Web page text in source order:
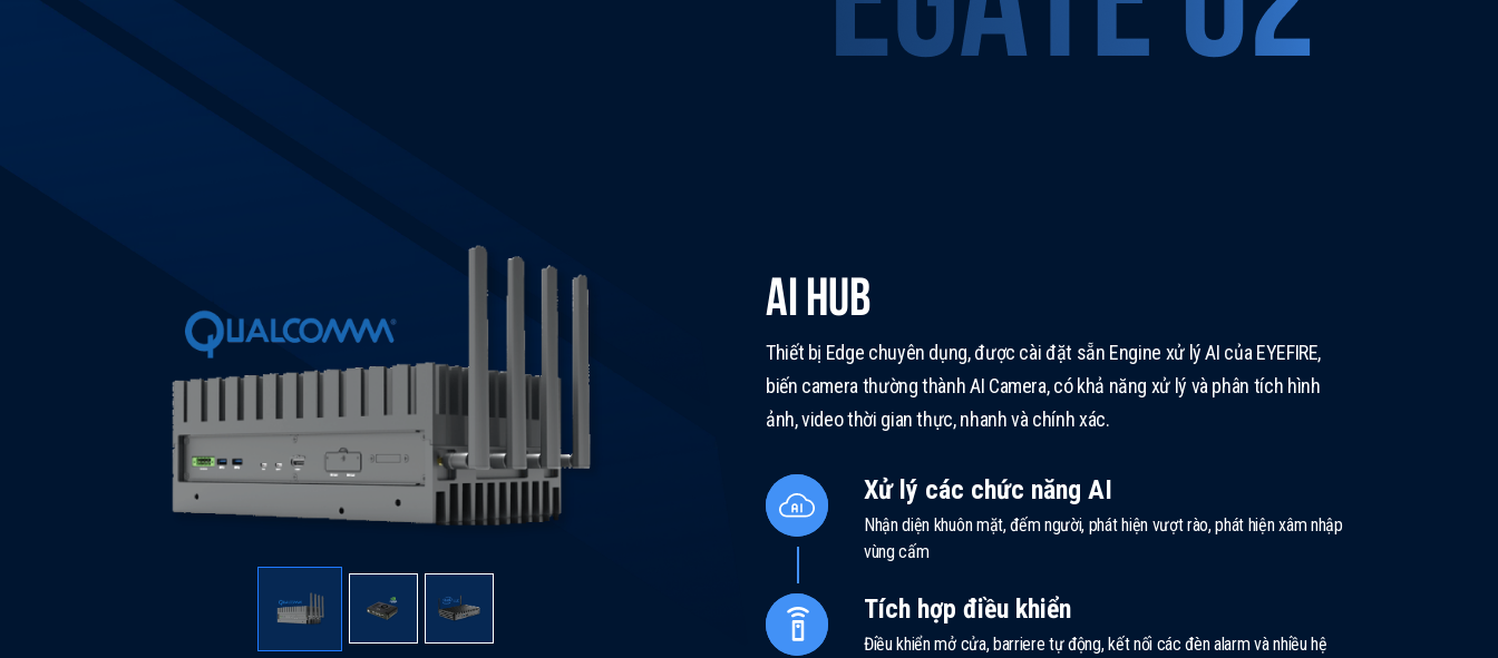
AI HUB
Thiết bị Edge chuyên dụng, được cài đặt sẵn Engine xử lý AI của EYEFIRE,
biến camera thường thành AI Camera, có khả năng xử lý và phân tích hình
ảnh, video thời gian thực, nhanh và chính xác.
Xử lý các chức năng AI
Nhận diện khuôn mặt, đếm người, phát hiện vượt rào, phát hiện xâm nhập
vùng cấm
Tích hợp điều khiển
Điều khiển mở cửa, barriere tự động, kết nối các đèn alarm và nhiều hệ